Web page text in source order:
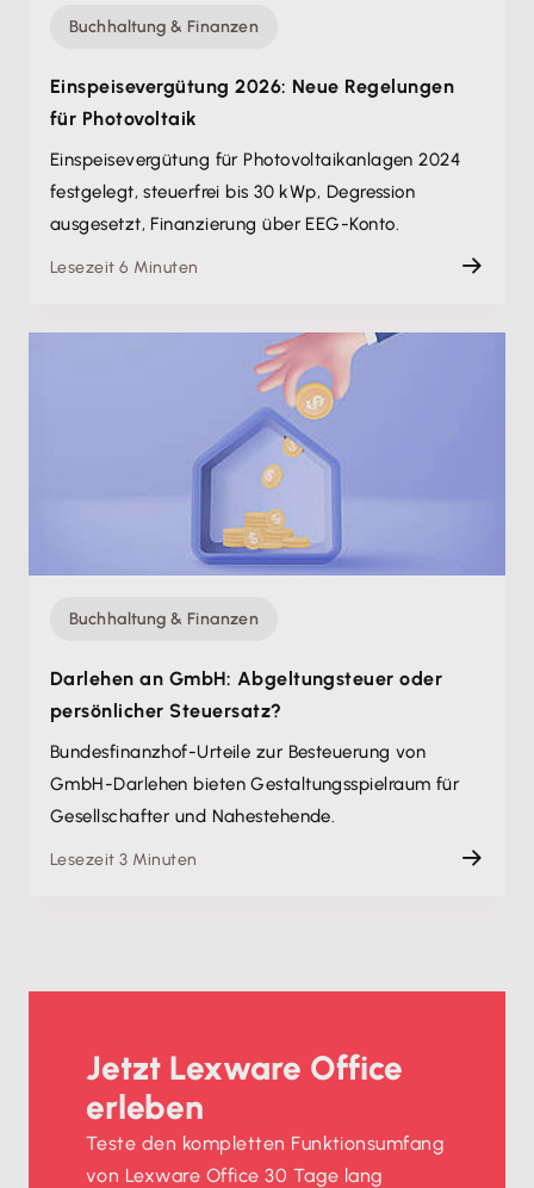
Buchhaltung & Finanzen
Einspeisevergütung 2026: Neue Regelungen
für Photovoltaik
Einspeisevergütung für Photovoltaikanlagen 2024
festgelegt, steuerfrei bis 30 kWp, Degression
ausgesetzt, Finanzierung über EEG-Konto.
Lesezeit 6 Minuten
Buchhaltung & Finanzen
Darlehen an GmbH: Abgeltungsteuer oder
persönlicher Steuersatz?
Bundesfinanzhof-Urteile zur Besteuerung von
GmbH-Darlehen bieten Gestaltungsspielraum für
Gesellschafter und Nahestehende.
Lesezeit 3 Minuten
Jetzt Lexware Office
erleben
Teste den kompletten Funktionsumfang
von Lexware Office 30 Tage lang